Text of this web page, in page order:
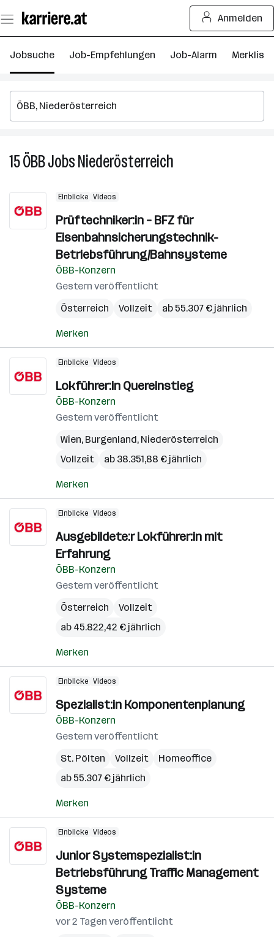
Seiteninhalt
springen
Anmelden
Jobsuche Job-Empfehlungen Job-Alarm Merkliste
15ÖBBJobsNiederösterreich
Niederösterreich
Einblicke Videos
Prüftechniker:in – BFZ für
Eisenbahnsicherungstechnik-
Betriebsführung/Bahnsysteme
ÖBB-Konzern
Gestern veröffentlicht
Österreich
Vollzeit ab 55.307 € jährlich
Merken
Einblicke Videos
Lokführer:in Quereinstieg
ÖBB-Konzern
Gestern veröffentlicht
Wien, Burgenland, Niederösterreich
Vollzeit
ab 38.351,88 € jährlich
Merken
Einblicke Videos
Ausgebildete:r Lokführer:in mit
Erfahrung
ÖBB-Konzern
Gestern veröffentlicht
Österreich
Vollzeit
ab 45.822,42 € jährlich
Merken
Einblicke Videos
Spezialist:in Komponentenplanung
ÖBB-Konzern
Gestern veröffentlicht
St. Pölten
Vollzeit
Homeoffice
ab 55.307 € jährlich
Merken
Einblicke Videos
Junior Systemspezialist:in
Betriebsführung Traffic Management
Systeme
ÖBB-Konzern
vor 2 Tagen veröffentlicht